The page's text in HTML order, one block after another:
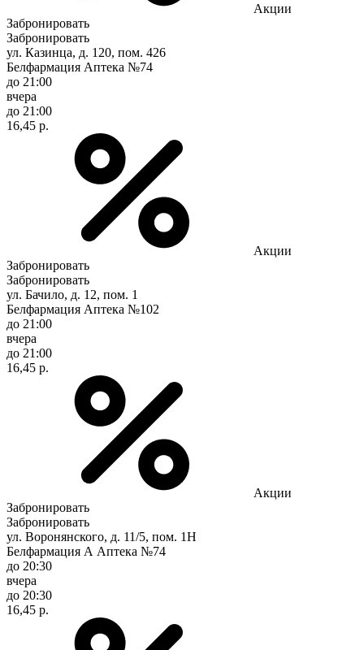
Акции
Забронировать
Забронировать
ул. Казинца, д. 120, пом. 426
Белфармация Аптека №74
до 21:00
вчера
до 21:00
16,45 р.
Акции
Забронировать
Забронировать
ул. Бачило, д. 12, пом. 1
Белфармация Аптека №102
до 21:00
вчера
до 21:00
16,45 р.
Акции
Забронировать
Забронировать
ул. Воронянского, д. 11/5, пом. 1Н
Белфармация А Аптека №74
до 20:30
вчера
до 20:30
16,45 р.